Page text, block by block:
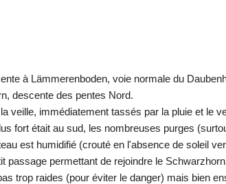
à Lämmerenboden, voie normale du
descente des pentes Nord.
veille, immédiatement tassés par la pluie et le
fort était au sud, les nombreuses purges
est humidifié (crouté en l'absence de soleil
permettant de rejoindre le
trop raides (pour éviter le danger) mais bien